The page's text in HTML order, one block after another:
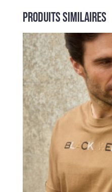
Produits similaires